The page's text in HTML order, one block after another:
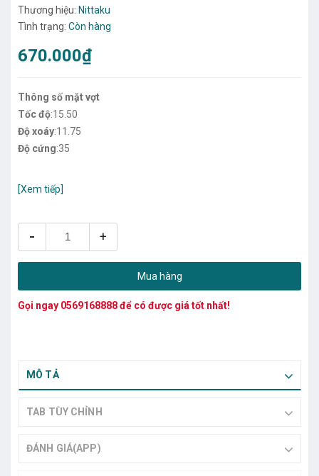
Thương hiệu: Nittaku
Tình trạng: Còn hàng
670.000₫
Thông số mặt vợt
Tốc độ:15.50
Độ xoáy:11.75
Độ cứng:35
[Xem tiếp]
- +
Mua hàng
Gọi ngay 0569168888để có được giá tốt nhất!
MÔ TẢ
TAB TÙY CHỈNH
ĐÁNH GIÁ(APP)